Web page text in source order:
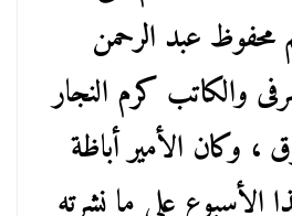
محفوظ عبد الرحمن
والكاتب كرم النجار
، وكان الأمير أباظة
الأسبوع على ما نشرته